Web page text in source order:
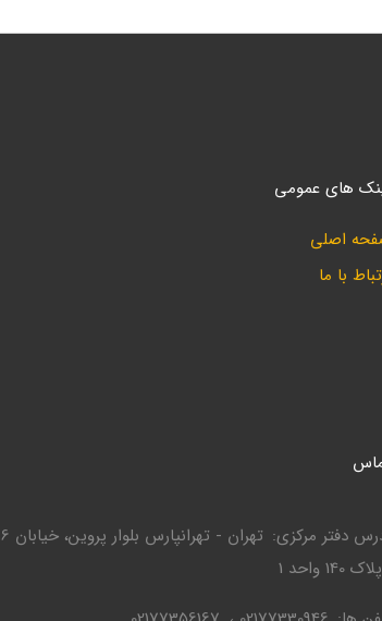
های عمومی
اصلی
با ما
دفتر مرکزی
140 واحد 1